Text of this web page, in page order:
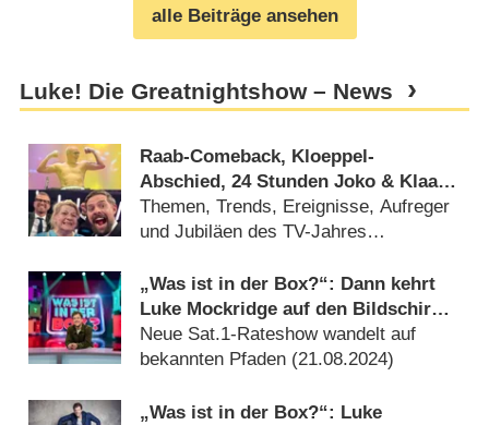
alle Beiträge ansehen
Luke! Die Greatnightshow – News
Raab-Comeback, Kloeppel-
Abschied, 24 Stunden Joko & Klaas
und viel Sport: Das deutsche
Fernsehjahr 2024 im Rückblick
Themen, Trends, Ereignisse, Aufreger
und Jubiläen des TV-Jahres
„Was ist in der Box?“: Dann kehrt
Luke Mockridge auf den Bildschirm
zurück
Neue Sat.1-Rateshow wandelt auf
bekannten Pfaden (21.08.2024)
„Was ist in der Box?“: Luke